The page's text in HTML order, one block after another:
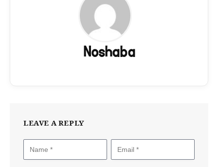
Noshaba
LEAVE A REPLY